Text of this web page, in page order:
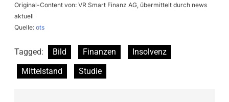
Original-Content von: VR Smart Finanz AG, übermittelt durch news
aktuell
Quelle: ots
Tagged: Bild Finanzen
Insolvenz
Mittelstand
Studie